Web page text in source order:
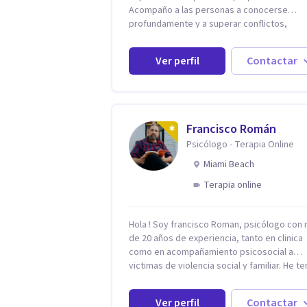
Acompaño a las personas a conocerse
profundamente y a superar conflictos,
su calidad de vida. He trabajado en
instituciones como el Hospital Psiquiátrico
Rafael, Instituto Psiquiátrico MENDAO, San
privilegio de colaborar en comunidades
Olivar del Conde y Xochimilco, lo que me
permitió conocer diversas realidades y
necesidades.
Ver perfil Contactar
Francisco Román
Psicólogo - Terapia Online
Miami Beach
Terapia online
Hola ! Soy francisco Roman, psicólogo con
de 20 años de experiencia, tanto en clinica
como en acompañamiento psicosocial a
victimas de violencia social y familiar. He
familias en todos los espacios y esto me
Ver perfil Contactar